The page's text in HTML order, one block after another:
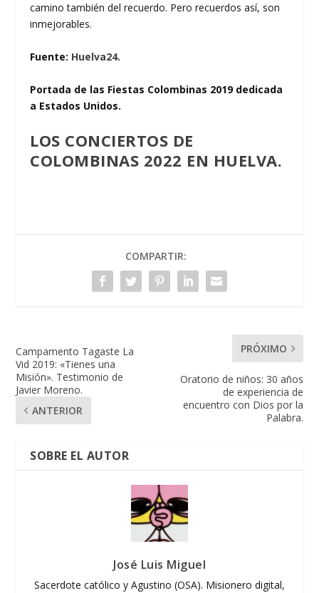
camino también del recuerdo. Pero recuerdos así, son
inmejorables.
Fuente: Huelva24.
Portada de las Fiestas Colombinas 2019 dedicada
a Estados Unidos.
LOS CONCIERTOS DE
COLOMBINAS 2022 EN HUELVA.
COMPARTIR:
Campamento Tagaste La
Vid 2019: «Tienes una
Misión». Testimonio de
Javier Moreno.
ANTERIOR
PRÓXIMO
Oratorio de niños: 30 años
de experiencia de
encuentro con Dios por la
Palabra.
SOBRE EL AUTOR
José Luis Miguel
Sacerdote católico y Agustino (OSA). Misionero digital,